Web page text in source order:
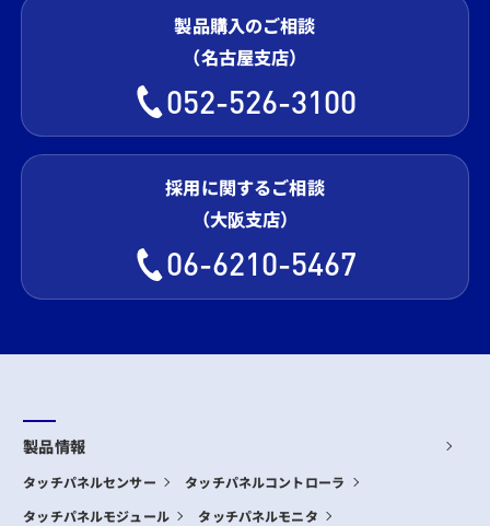
製品購入のご相談
（名古屋支店）
052-526-3100
採用に関するご相談
（大阪支店）
06-6210-5467
製品情報
タッチパネルセンサー タッチパネルコントローラ
タッチパネルモジュール タッチパネルモニタ